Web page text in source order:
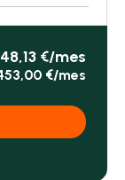
€/mes
€/mes